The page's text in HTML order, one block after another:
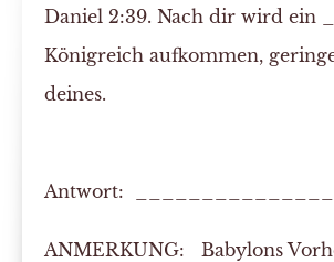
Daniel 2:39. Nach dir wird ein
Königreich aufkommen,
deines.
Antwort:
ANMERKUNG: Babylons